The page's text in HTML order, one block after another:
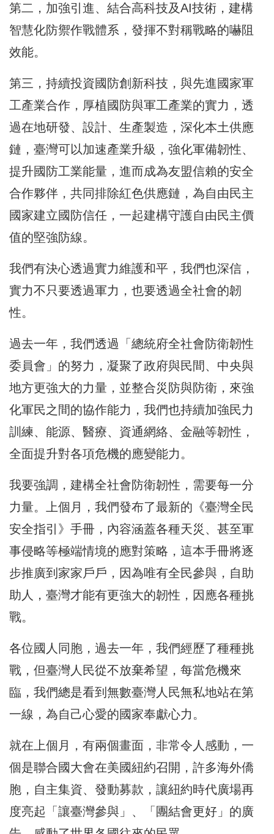
第二，加強引進、結合高科技及AI技術，建構
智慧化防禦作戰體系，發揮不對稱戰略的嚇阻
效能。
第三，持續投資國防創新科技，與先進國家軍
工產業合作，厚植國防與軍工產業的實力，透
過在地研發、設計、生產製造，深化本土供應
鏈，臺灣可以加速產業升級，強化軍備韌性、
提升國防工業能量，進而成為友盟信賴的安全
合作夥伴，共同排除紅色供應鏈，為自由民主
國家建立國防信任，一起建構守護自由民主價
值的堅強防線。
我們有決心透過實力維護和平，我們也深信，
實力不只要透過軍力，也要透過全社會的韌
性。
過去一年，我們透過「總統府全社會防衛韌性
委員會」的努力，凝聚了政府與民間、中央與
地方更強大的力量，並整合災防與防衛，來強
化軍民之間的協作能力，我們也持續加強民力
訓練、能源、醫療、資通網絡、金融等韌性，
全面提升對各項危機的應變能力。
我要強調，建構全社會防衛韌性，需要每一分
力量。上個月，我們發布了最新的《臺灣全民
安全指引》手冊，內容涵蓋各種天災、甚至軍
事侵略等極端情境的應對策略，這本手冊將逐
步推廣到家家戶戶，因為唯有全民參與，自助
助人，臺灣才能有更強大的韌性，因應各種挑
戰。
各位國人同胞，過去一年，我們經歷了種種挑
戰，但臺灣人民從不放棄希望，每當危機來
臨，我們總是看到無數臺灣人民無私地站在第
一線，為自己心愛的國家奉獻心力。
就在上個月，有兩個畫面，非常令人感動，一
個是聯合國大會在美國紐約召開，許多海外僑
胞，自主集資、發動募款，讓紐約時代廣場再
度亮起「讓臺灣參與」、「團結會更好」的廣